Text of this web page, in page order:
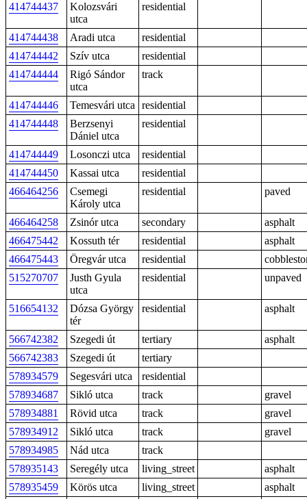
414744437
Kolozsvári
utca
residential
414744438 Aradi utca
residential
414744442
Szív utca
residential
414744444
Rigó Sándor
utca
track
414744446 Temesvári utca
residential
414744448
Berzsenyi
Dániel utca
residential
414744449 Losonczi utca
residential
414744450
Kassai utca
residential
466464256
Csemegi
Károly utca
residential paved
466464258 Zsinór utca secondary
asphalt
466475442
Kossuth tér residential
asphalt
466475443
Öregvár utca residential
515270707
Justh Gyula
utca
residential unpaved
516654132
Dózsa György
tér
residential asphalt
566742382 Szegedi út tertiary
asphalt
566742383
Szegedi út
tertiary
578934579
Segesvári utca
residential
578934687
Sikló utca track
gravel
578934881
Rövid utca track
gravel
578934912
Sikló utca track
gravel
578934985
Nád utca
track
578935143
Seregély utca living_street
asphalt
578935459
Körös utca living_street
asphalt